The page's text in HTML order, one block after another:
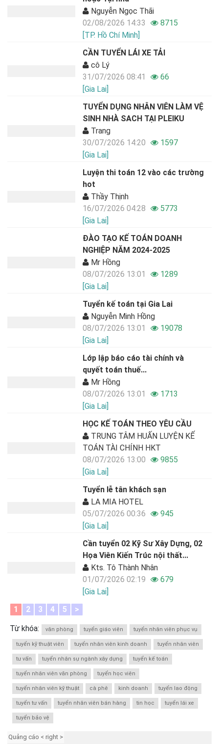
Nguyễn Ngọc Thãi
02/08/2026 14:33
8715
[TP. Hồ Chí Minh]
CẦN TUYỂN LÁI XE TẢI
cô Lý
31/07/2026 08:41
66
[Gia Lai]
TUYỂN DỤNG NHÂN VIÊN LÀM VỆ
SINH NHÀ SACH TẠI PLEIKU
Trang
30/07/2026 14:20
1597
[Gia Lai]
Luyện thi toán 12 vào các trường
hot
Thầy Thịnh
16/07/2026 04:28
5773
[Gia Lai]
ĐÀO TẠO KẾ TOÁN DOANH
NGHIỆP NĂM 2024-2025
Mr Hồng
08/07/2026 13:01
1289
[Gia Lai]
Tuyển kế toán tại Gia Lai
Nguyễn Minh Hồng
08/07/2026 13:01
19078
[Gia Lai]
Lớp lập báo cáo tài chính và
quyết toán thuế...
Mr Hồng
08/07/2026 13:01
1713
[Gia Lai]
HỌC KẾ TOÁN THEO YÊU CẦU
TRUNG TÂM HUẤN LUYỆN KẾ
TOÁN TÀI CHÍNH HKT
08/07/2026 13:00
9855
[Gia Lai]
Tuyển lễ tân khách sạn
LA MIA HOTEL
05/07/2026 00:36
945
[Gia Lai]
Cần tuyển 02 Kỹ Sư Xây Dựng, 02
Họa Viên Kiến Trúc nội thất...
Kts. Tô Thành Nhân
01/07/2026 02:19
679
[Gia Lai]
1
2 3 4 5 >
Từ khóa: văn phòng tuyển giáo viên tuyển nhân viên phục vụ
tuyển kỹ thuật viên tuyển nhân viên kinh doanh tuyển nhân viên
tư vấn tuyển nhân sự ngành xây dựng tuyển kế toán
tuyển nhân viên văn phòng tuyển học viên
tuyển nhân viên kỹ thuật cà phê kinh doanh tuyển lao động
tuyển tư vấn tuyển nhân viên bán hàng tin học tuyển lái xe
tuyển bảo vệ
Quảng cáo < right >